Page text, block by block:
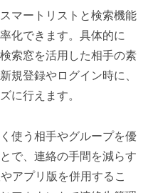
マートリストと検索機能
化できます。具体的に
索窓を活用した相手の素
規登録やログイン時に、
に行えます。
使う相手やグループを優
で、連絡の手間を減らす
アプリ版を併用するこ